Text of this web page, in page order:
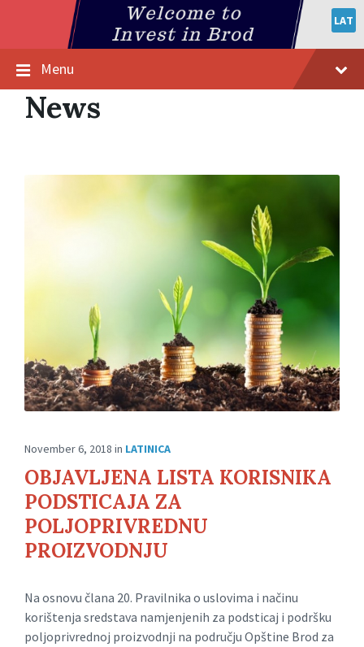
LAT
Menu
News
November 6, 2018 in LATINICA
OBJAVLJENA LISTA KORISNIKA
PODSTICAJA ZA
POLJOPRIVREDNU
PROIZVODNJU
Na osnovu člana 20. Pravilnika o uslovima i načinu
korištenja sredstava namjenjenih za podsticaj i podršku
poljoprivrednoj proizvodnji na području Opštine Brod za